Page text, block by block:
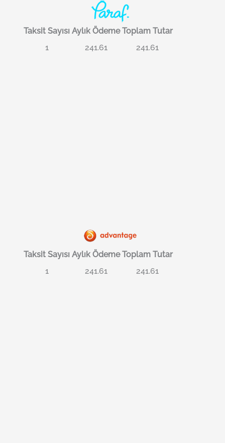
Taksit Sayısı Aylık Ödeme Toplam Tutar
1
241.61 241.61
Taksit Sayısı Aylık Ödeme Toplam Tutar
1
241.61 241.61